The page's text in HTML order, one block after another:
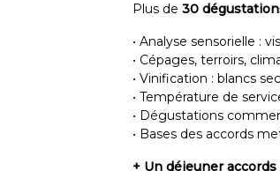
Plus de 30
• Analyse sensorielle :
• Cépages, terroirs,
• Vinification : blancs
• Température de
• Dégustations
• Bases des accords
+ Un déjeuner